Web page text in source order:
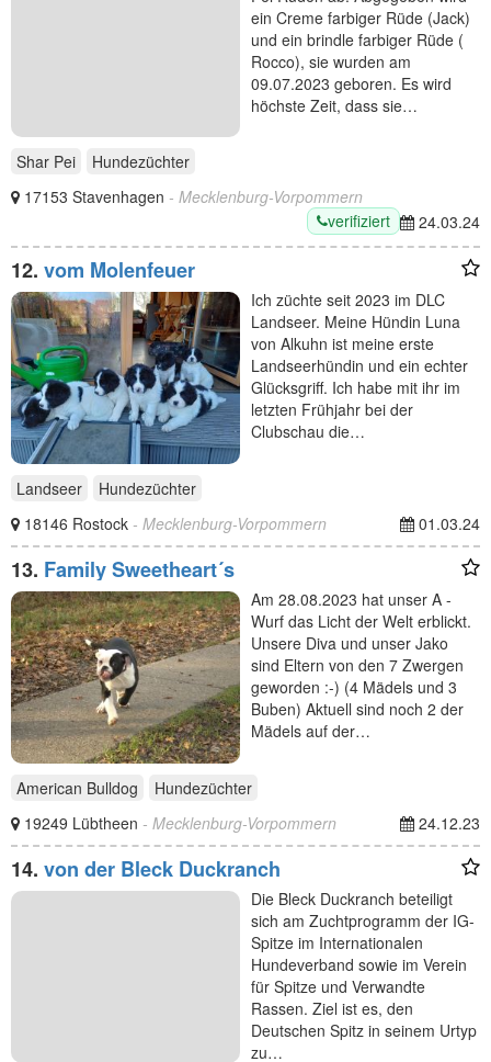
ein Creme farbiger Rüde (Jack)
und ein brindle farbiger Rüde (
Rocco), sie wurden am
09.07.2023 geboren. Es wird
höchste Zeit, dass sie…
Shar Pei
Hundezüchter
17153 Stavenhagen - Mecklenburg-Vorpommern
verifiziert
24.03.24
12. vom Molenfeuer
Ich züchte seit 2023 im DLC
Landseer. Meine Hündin Luna
von Alkuhn ist meine erste
Landseerhündin und ein echter
Glücksgriff. Ich habe mit ihr im
letzten Frühjahr bei der
Clubschau die…
Landseer
Hundezüchter
18146 Rostock - Mecklenburg-Vorpommern 01.03.24
13. Family Sweetheart´s
Am 28.08.2023 hat unser A -
Wurf das Licht der Welt erblickt.
Unsere Diva und unser Jako
sind Eltern von den 7 Zwergen
geworden :-) (4 Mädels und 3
Buben) Aktuell sind noch 2 der
Mädels auf der…
American Bulldog
Hundezüchter
19249 Lübtheen - Mecklenburg-Vorpommern 24.12.23
14. von der Bleck Duckranch
Die Bleck Duckranch beteiligt
sich am Zuchtprogramm der IG-
Spitze im Internationalen
Hundeverband sowie im Verein
für Spitze und Verwandte
Rassen. Ziel ist es, den
Deutschen Spitz in seinem Urtyp
zu…